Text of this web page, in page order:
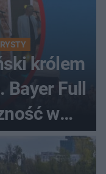
królem
Bayer Full
w